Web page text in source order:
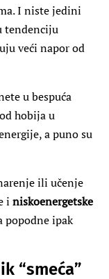
I niste jedini
tendenciju
veći napor od
u bespuća
hobija u
a puno su
ili učenje
i niskoenergetske
popodne ipak
“smeća”